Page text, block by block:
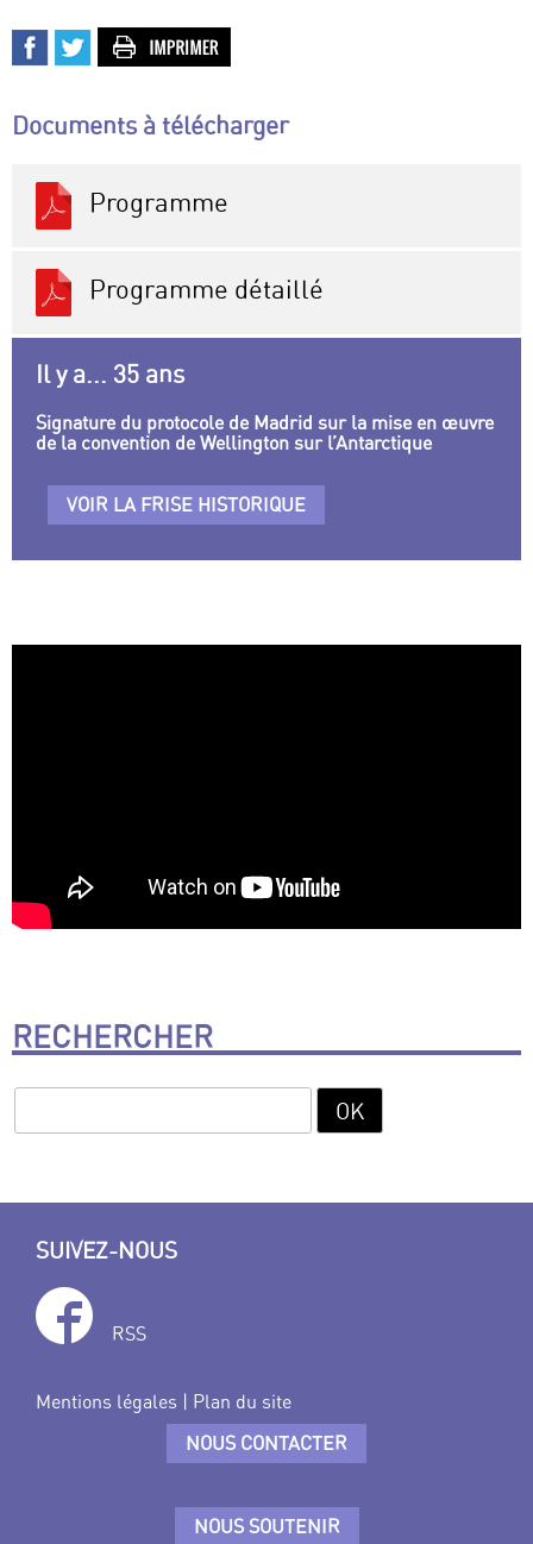
Documents à télécharger
Programme
Programme détaillé
Il y a... 35 ans
Signature du protocole de Madrid sur la mise en œuvre
de la convention de Wellington sur l’Antarctique
VOIR LA FRISE HISTORIQUE
RECHERCHER
SUIVEZ-NOUS
RSS
Mentions légales | Plan du site
NOUS CONTACTER
NOUS SOUTENIR